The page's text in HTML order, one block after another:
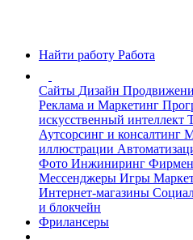
Найти работу Работа
Сайты Дизайн
Реклама и Маркетинг
искусственный интеллект
Аутсорсинг и консалтинг
иллюстрации
Фото Инжиниринг
Мессенджеры Игры
Интернет-магазины
и блокчейн
Фрилансеры